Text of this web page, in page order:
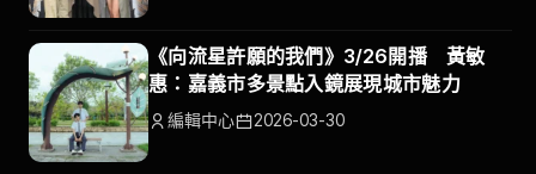
《向流星許願的我們》3/26開播 黃敏
惠：嘉義市多景點入鏡展現城市魅力
編輯中心 2026-03-30